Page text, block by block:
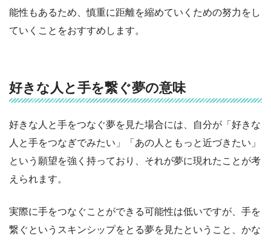
能性もあるため、慎重に距離を縮めていくための努力をし
ていくことをおすすめします。
好きな人と手を繋ぐ夢の意味
好きな人と手をつなぐ夢を見た場合には、自分が「好きな
人と手をつなぎでみたい」「あの人ともっと近づきたい」
という願望を強く持っており、それが夢に現れたことが考
えられます。
実際に手をつなぐことができる可能性は低いですが、手を
繋ぐというスキンシップをとる夢を見たということ、かな